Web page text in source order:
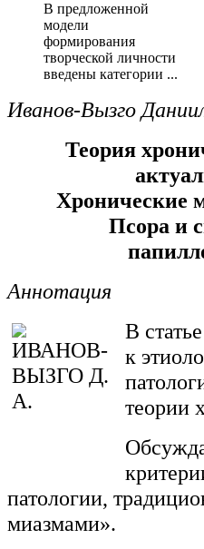
В предложенной
модели
формирования
творческой личности
введены категории ...
Иванов-Вызго
Теория
Хронические
Псора и
Аннотация
В
к
теории
патологии,
миазмами».